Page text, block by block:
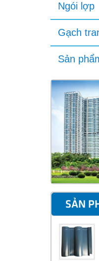
Ngói lợp
Gạch
Sản
SẢN